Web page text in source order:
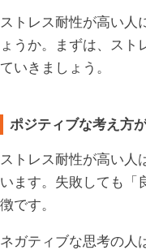
ストレス耐性が高い人
ょうか。まずは、スト
ていきましょう。
ポジティブな考え方
ストレス耐性が高い人
います。失敗しても「
徴です。
ネガティブな思考の人